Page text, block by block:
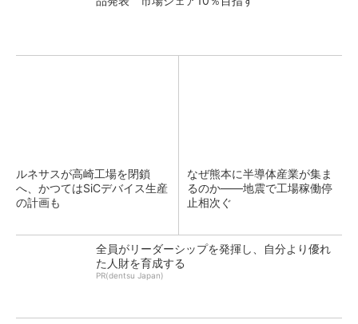
ルネサスが高崎工場を閉鎖
へ、かつてはSiCデバイス生産
の計画も
なぜ熊本に半導体産業が集ま
るのか――地震で工場稼働停
止相次ぐ
全員がリーダーシップを発揮し、自分より優れ
た人財を育成する
PR(dentsu Japan)